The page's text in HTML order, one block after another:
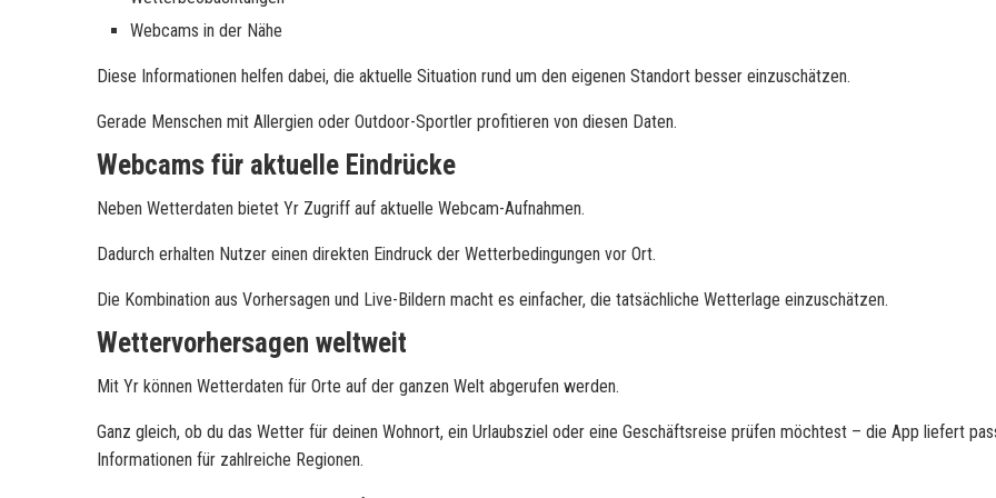
Webcams in der Nähe
Diese Informationen helfen dabei, die aktuelle Situation rund um den eigenen Standort besser einzuschätzen.
Gerade Menschen mit Allergien oder Outdoor-Sportler profitieren von diesen Daten.
Webcams für aktuelle Eindrücke
Neben Wetterdaten bietet Yr Zugriff auf aktuelle Webcam-Aufnahmen.
Dadurch erhalten Nutzer einen direkten Eindruck der Wetterbedingungen vor Ort.
Die Kombination aus Vorhersagen und Live-Bildern macht es einfacher, die tatsächliche Wetterlage einzuschätzen.
Wettervorhersagen weltweit
Mit Yr können Wetterdaten für Orte auf der ganzen Welt abgerufen werden.
Ganz gleich, ob du das Wetter für deinen Wohnort, ein Urlaubsziel oder eine Geschäftsreise prüfen möchtest – die App liefert
Informationen für zahlreiche Regionen.